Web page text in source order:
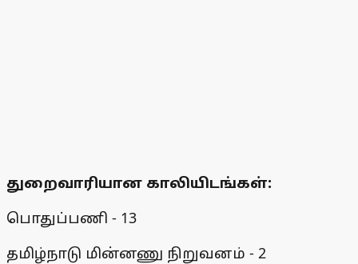
துறைவாரியான காலியிடங்கள்:
பொதுப்பணி - 13
தமிழ்நாடு மின்னணு நிறுவனம் - 2